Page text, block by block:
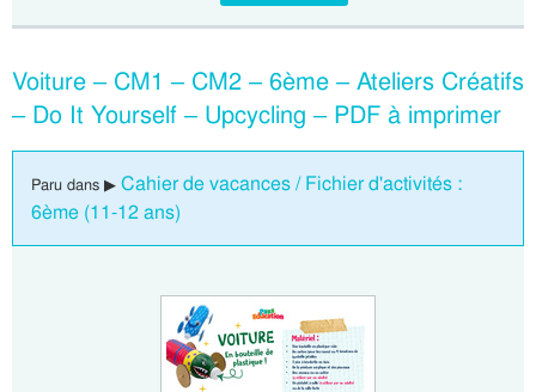
Voiture – CM1 – CM2 – 6ème – Ateliers Créatifs
– Do It Yourself – Upcycling – PDF à imprimer
Paru dans ▶ Cahier de vacances / Fichier d'activités :
6ème (11-12 ans)